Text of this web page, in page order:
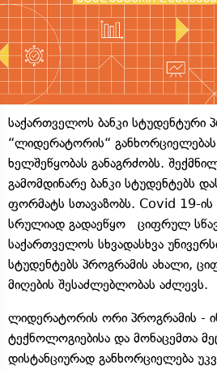
საქართველოს ბანკი სტუდენტური
“ლიდერატორის“ განხორციელებას
ხელშეწყობას განაგრძობს.
გამომდინარე ბანკი სტუდენტებს
ფორმატს სთავაზობს. Covid 19-ის
სრულიად გადაეწყო ციფრულ
საქართველოს სხვადასხვა
სტუდენტებს პროგრამის ახალი,
მიღების შესაძლებლობას აძლევს.
ლიდერატორის ორი პროგრამის -
ტექნოლოგიებისა და მონაცემთა
დისტანციურად განხორციელება